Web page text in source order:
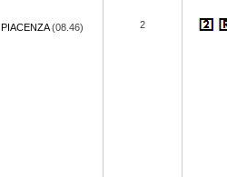
PIACENZA(08.46) 2